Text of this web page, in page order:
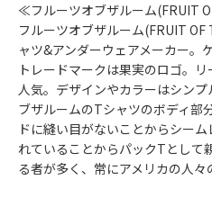
≪フルーツオブザルーム(FRUIT
フルーツオブザルーム(FRUIT
ャツ&アンダーウェアメーカー。
トレードマークは果実のロゴ。
人気。デザインやカラーはシン
ブザルームのTシャツのボディ部
ドに縫い目がないことからシー
れていることからパックTとして
る者が多く、常にアメリカの人々